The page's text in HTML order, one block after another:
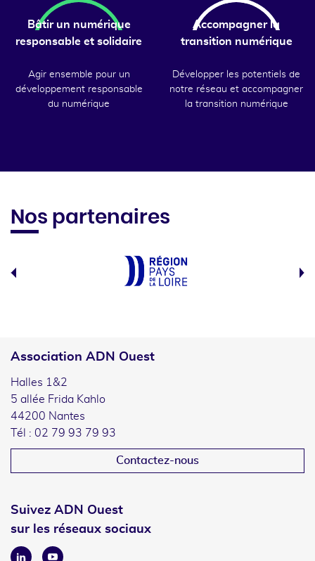
Bâtir un numérique
responsable et solidaire
Agir ensemble pour un
développement responsable
du numérique
Accompagner la
transition numérique
Développer les potentiels de
notre réseau et accompagner
la transition numérique
Nos partenaires
Association ADN Ouest
Halles 1&2
5 allée Frida Kahlo
44200 Nantes
Tél : 02 79 93 79 93
Contactez-nous
Suivez ADN Ouest
sur les réseaux sociaux